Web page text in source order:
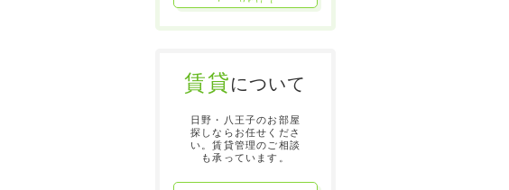
賃貸について
日野・八王子のお部屋
探しならお任せくださ
い。賃貸管理のご相談
も承っています。